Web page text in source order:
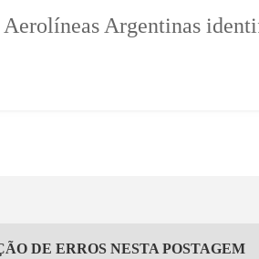
Argentinas
DE ERROS NESTA POSTAGEM